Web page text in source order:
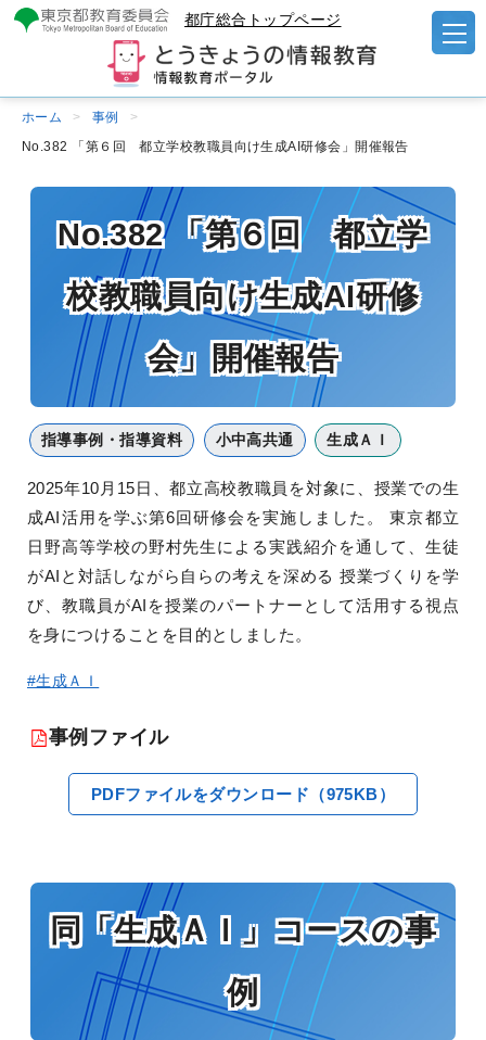
都庁総合トップページ
ホーム
事例
No.382 「第６回 都立学校教職員向け生成AI研修会」開催報告
No.382 「第６回 都立学
校教職員向け生成AI研修
会」開催報告
指導事例・指導資料 小中高共通 生成ＡＩ
2025年10月15日、都立高校教職員を対象に、授業での生
成AI活用を学ぶ第6回研修会を実施しました。 東京都立
日野高等学校の野村先生による実践紹介を通して、生徒
がAIと対話しながら自らの考えを深める 授業づくりを学
び、教職員がAIを授業のパートナーとして活用する視点
を身につけることを目的としました。
#生成ＡＩ
事例ファイル
PDFファイルをダウンロード（975KB）
同「生成ＡＩ」コースの事
例